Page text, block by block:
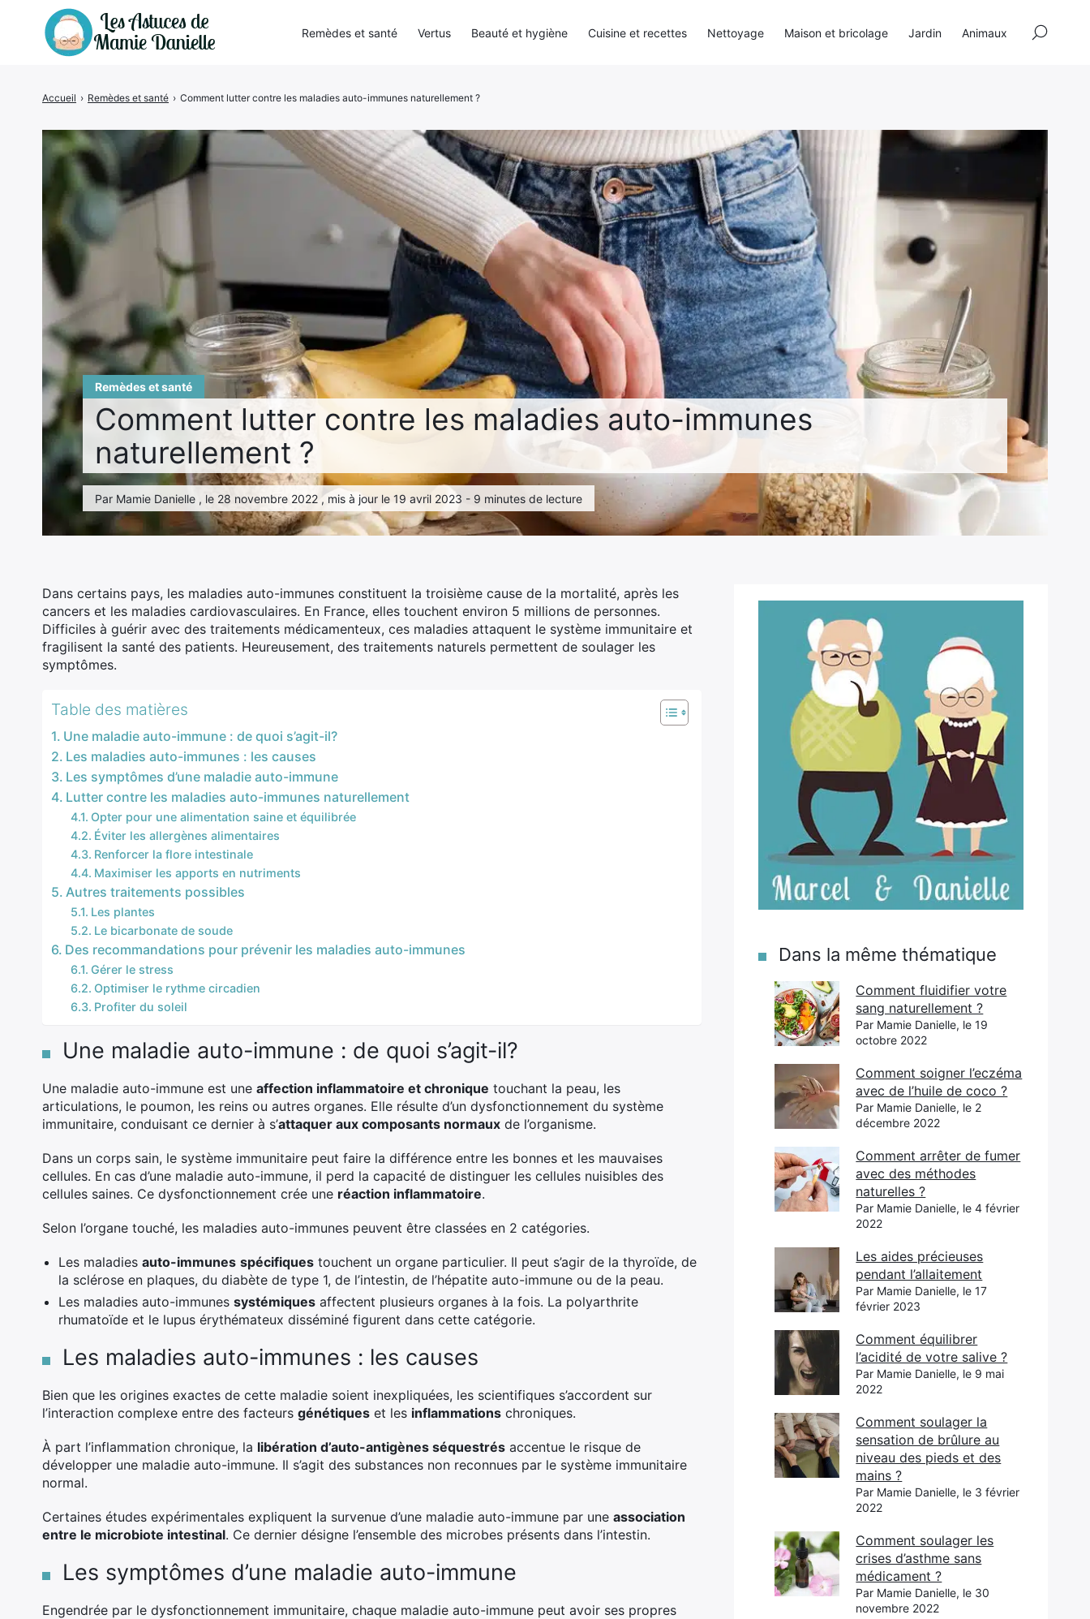
Remèdes et santé
Comment lutter contre les maladies auto-immunes
naturellement ?
Par Mamie Danielle , le 28 novembre 2022 , mis à jour le 19 avril 2023 - 9 minutes de lecture
Accueil › Remèdes et santé › Comment lutter contre les maladies auto-immunes naturellement ?
Dans certains pays, les maladies auto-immunes constituent la troisième cause de la mortalité, après les
cancers et les maladies cardiovasculaires. En France, elles touchent environ 5 millions de personnes.
Difficiles à guérir avec des traitements médicamenteux, ces maladies attaquent le système immunitaire et
fragilisent la santé des patients. Heureusement, des traitements naturels permettent de soulager les
symptômes.
Table des matières
Une maladie auto-immune : de quoi s’agit-il?
Les maladies auto-immunes : les causes
Les symptômes d’une maladie auto-immune
Lutter contre les maladies auto-immunes naturellement
Opter pour une alimentation saine et équilibrée
Éviter les allergènes alimentaires
Renforcer la flore intestinale
Maximiser les apports en nutriments
Autres traitements possibles
Les plantes
Le bicarbonate de soude
Des recommandations pour prévenir les maladies auto-immunes
Gérer le stress
Optimiser le rythme circadien
Profiter du soleil
Une maladie auto-immune : de quoi s’agit-il?
Une maladie auto-immune est une affection inflammatoire et chronique touchant la peau, les
articulations, le poumon, les reins ou autres organes. Elle résulte d’un dysfonctionnement du système
immunitaire, conduisant ce dernier à s’attaquer aux composants normaux de l’organisme.
Dans un corps sain, le système immunitaire peut faire la différence entre les bonnes et les mauvaises
cellules. En cas d’une maladie auto-immune, il perd la capacité de distinguer les cellules nuisibles des
cellules saines. Ce dysfonctionnement crée une réaction inflammatoire.
Selon l’organe touché, les maladies auto-immunes peuvent être classées en 2 catégories.
Les maladies auto-immunes spécifiques touchent un organe particulier. Il peut s’agir de la thyroïde, de
la sclérose en plaques, du diabète de type 1, de l’intestin, de l’hépatite auto-immune ou de la peau.
Les maladies auto-immunes systémiques affectent plusieurs organes à la fois. La polyarthrite
rhumatoïde et le lupus érythémateux disséminé figurent dans cette catégorie.
Les maladies auto-immunes : les causes
Bien que les origines exactes de cette maladie soient inexpliquées, les scientifiques s’accordent sur
l’interaction complexe entre des facteurs génétiques et les inflammations chroniques.
À part l’inflammation chronique, la libération d’auto-antigènes séquestrés accentue le risque de
développer une maladie auto-immune. Il s’agit des substances non reconnues par le système immunitaire
normal.
Certaines études expérimentales expliquent la survenue d’une maladie auto-immune par une association
entre le microbiote intestinal. Ce dernier désigne l’ensemble des microbes présents dans l’intestin.
Les symptômes d’une maladie auto-immune
Engendrée par le dysfonctionnement immunitaire, chaque maladie auto-immune peut avoir ses propres
Dans la même thématique
Comment fluidifier votre
sang naturellement ?
Par Mamie Danielle, le 19
octobre 2022
Comment soigner l’eczéma
avec de l’huile de coco ?
Par Mamie Danielle, le 2
décembre 2022
Comment arrêter de fumer
avec des méthodes
naturelles ?
Par Mamie Danielle, le 4 février
2022
Les aides précieuses
pendant l’allaitement
Par Mamie Danielle, le 17
février 2023
Comment équilibrer
l’acidité de votre salive ?
Par Mamie Danielle, le 9 mai
2022
Comment soulager la
sensation de brûlure au
niveau des pieds et des
mains ?
Par Mamie Danielle, le 3 février
2022
Comment soulager les
crises d’asthme sans
médicament ?
Par Mamie Danielle, le 30
novembre 2022
Remèdes et santé Vertus Beauté et hygiène Cuisine et recettes Nettoyage Maison et bricolage Jardin Animaux
Rechercher